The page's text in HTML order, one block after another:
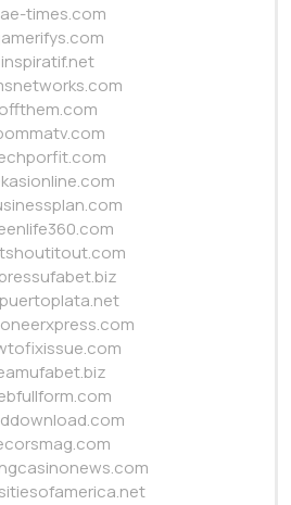
times.com
inspiratif.net
offthem.com